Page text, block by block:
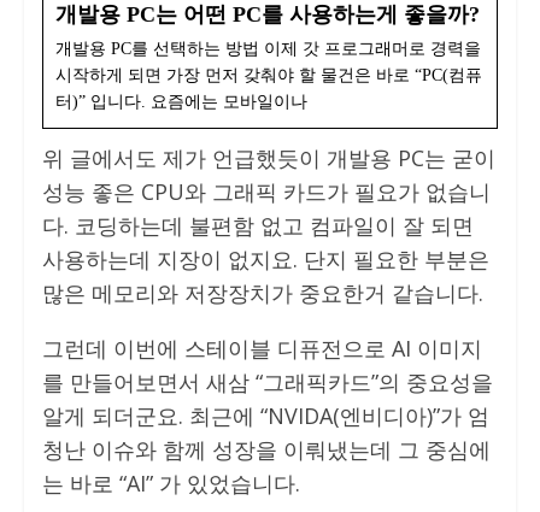
개발용 PC는 어떤 PC를 사용하는게 좋을까?
개발용 PC를 선택하는 방법 이제 갓 프로그래머로 경력을
시작하게 되면 가장 먼저 갖춰야 할 물건은 바로 “PC(컴퓨
터)” 입니다. 요즘에는 모바일이나
위 글에서도 제가 언급했듯이 개발용 PC는 굳이
성능 좋은 CPU와 그래픽 카드가 필요가 없습니
다. 코딩하는데 불편함 없고 컴파일이 잘 되면
사용하는데 지장이 없지요. 단지 필요한 부분은
많은 메모리와 저장장치가 중요한거 같습니다.
그런데 이번에 스테이블 디퓨전으로 AI 이미지
를 만들어보면서 새삼 “그래픽카드”의 중요성을
알게 되더군요. 최근에 “NVIDA(엔비디아)”가 엄
청난 이슈와 함께 성장을 이뤄냈는데 그 중심에
는 바로 “AI” 가 있었습니다.